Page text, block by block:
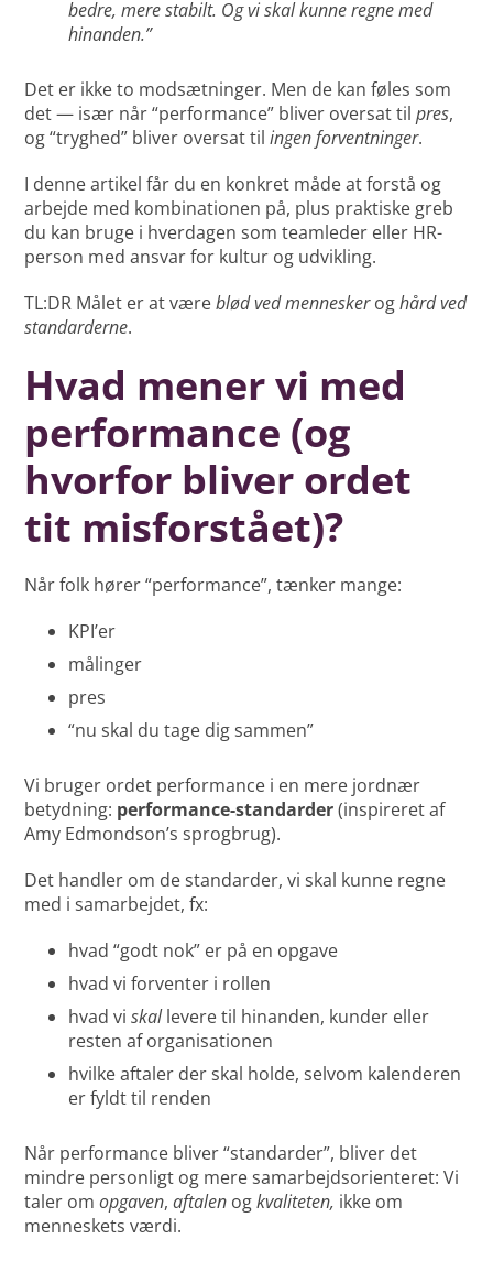
bedre, mere stabilt. Og vi skal kunne regne med
hinanden.”
Det er ikke to modsætninger. Men de kan føles som
det — især når “performance” bliver oversat tilpres,
og “tryghed” bliver oversat tilingen forventninger.
I denne artikel får du en konkret måde at forstå og
arbejde med kombinationen på, plus praktiske greb
du kan bruge i hverdagen som teamleder eller HR-
person med ansvar for kultur og udvikling.
TL:DR Målet er at væreblød ved menneskeroghård ved
standarderne.
Hvad mener vi med
performance (og
hvorfor bliver ordet
tit misforstået)?
Når folk hører “performance”, tænker mange:
KPI’er
målinger
pres
“nu skal du tage dig sammen”
Vi bruger ordet performance i en mere jordnær
betydning: performance-standarder(inspireret af
Amy Edmondson’s sprogbrug).
Det handler om de standarder, vi skal kunne regne
med i samarbejdet, fx:
hvad “godt nok” er på en opgave
hvad vi forventer i rollen
hvad viskallevere til hinanden, kunder eller
resten af organisationen
hvilke aftaler der skal holde, selvom kalenderen
er fyldt til renden
Når performance bliver “standarder”, bliver det
mindre personligt og mere samarbejdsorienteret: Vi
taler omopgaven,aftalen ogkvaliteten, ikke om
menneskets værdi.